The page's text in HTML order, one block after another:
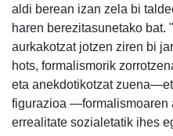
aldi berean izan zela bi
haren berezitasunetako bat.
aurkakotzat jotzen ziren bi
hots, formalismorik
eta anekdotikotzat
figurazioa —formalismoaren
errealitate sozialetatik ihes